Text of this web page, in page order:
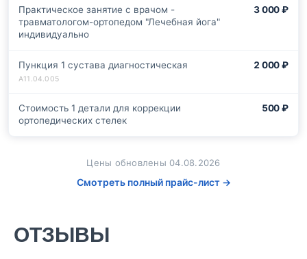
Практическое занятие с врачом -
травматологом-ортопедом "Лечебная йога"
индивидуально
3 000 ₽
Пункция 1 сустава диагностическая 2 000 ₽
Стоимость 1 детали для коррекции
ортопедических стелек
500 ₽
Цены обновлены 04.08.2026
Смотреть полный прайс-лист →
ОТЗЫВЫ